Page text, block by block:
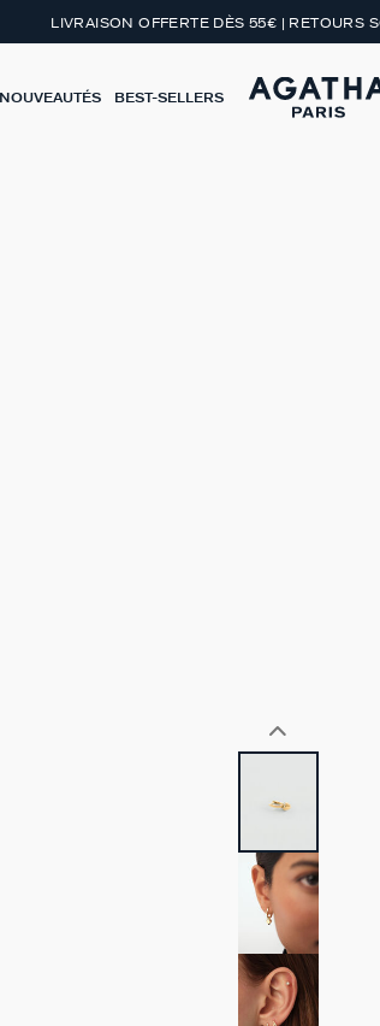
LIVRAISON OFFERTE DÈS 55€ | RETOURS
NOUVEAUTÉS BEST-SELLERS